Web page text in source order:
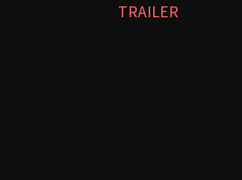
TRAILER